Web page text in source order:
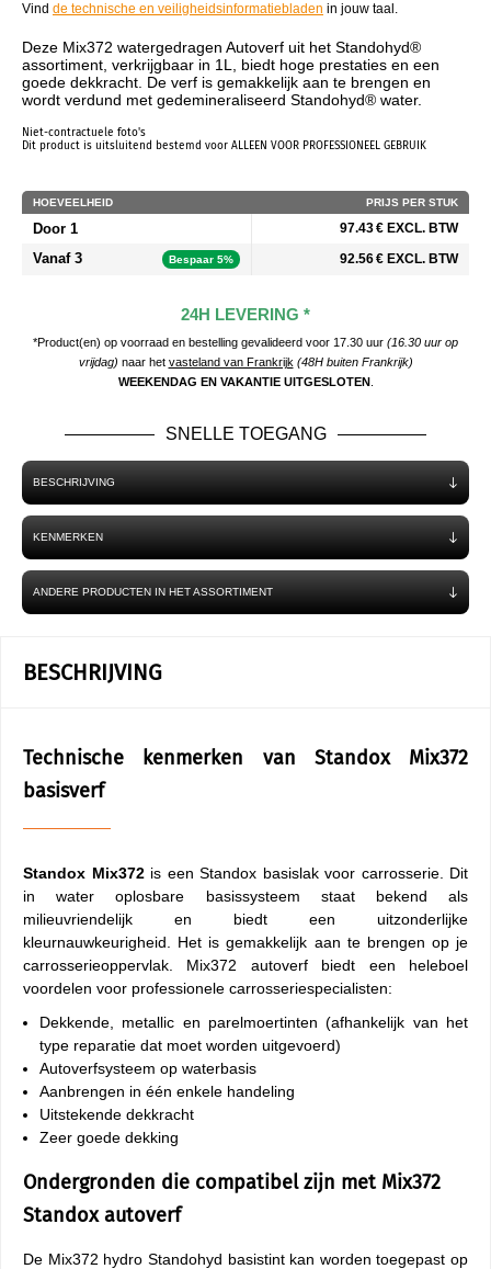
Vind de technische en veiligheidsinformatiebladen in jouw taal.
Deze Mix372 watergedragen Autoverf uit het Standohyd®
assortiment, verkrijgbaar in 1L, biedt hoge prestaties en een
goede dekkracht. De verf is gemakkelijk aan te brengen en
wordt verdund met gedemineraliseerd Standohyd® water.
Niet-contractuele foto's
Dit product is uitsluitend bestemd voor ALLEEN VOOR PROFESSIONEEL GEBRUIK
HOEVEELHEID PRIJS PER STUK
Door 1 97.43 € EXCL. BTW
Vanaf 3 Bespaar 5% 92.56 € EXCL. BTW
24H LEVERING *
*Product(en) op voorraad en bestelling gevalideerd voor 17.30 uur (16.30 uur op
vrijdag) naar het vasteland van Frankrijk (48H buiten Frankrijk)
WEEKENDAG EN VAKANTIE UITGESLOTEN.
SNELLE TOEGANG
BESCHRIJVING
KENMERKEN
ANDERE PRODUCTEN IN HET ASSORTIMENT
BESCHRIJVING
Technische kenmerken van Standox Mix372
basisverf
Standox Mix372is een Standox basislak voor carrosserie. Dit
in water oplosbare basissysteem staat bekend als
milieuvriendelijk en biedt een uitzonderlijke
kleurnauwkeurigheid. Het is gemakkelijk aan te brengen op je
carrosserieoppervlak. Mix372 autoverf biedt een heleboel
voordelen voor professionele carrosseriespecialisten:
Dekkende, metallic en parelmoertinten (afhankelijk van het
type reparatie dat moet worden uitgevoerd)
Autoverfsysteem op waterbasis
Aanbrengen in één enkele handeling
Uitstekende dekkracht
Zeer goede dekking
Ondergronden die compatibel zijn met Mix372
Standox autoverf
De Mix372 hydro Standohyd basistint kan worden toegepast op